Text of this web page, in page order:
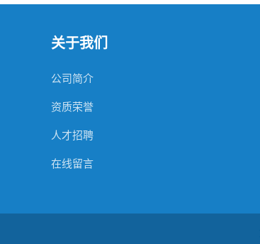
关于我们
公司简介
资质荣誉
人才招聘
在线留言